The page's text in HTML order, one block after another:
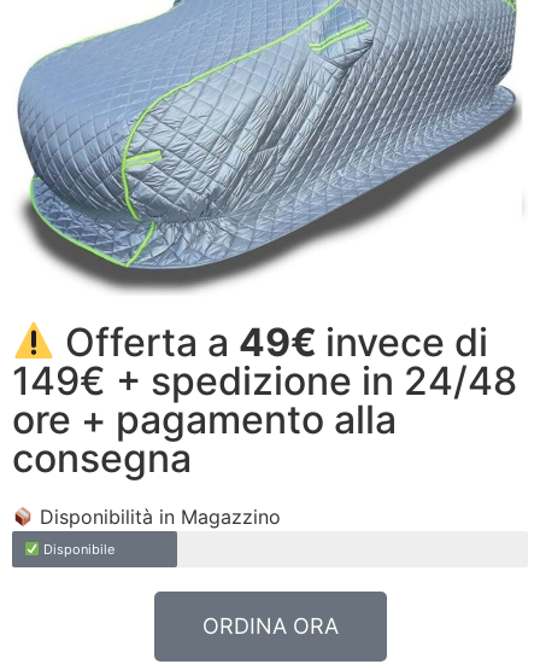
Offerta a 49€ invece di
149€ + spedizione in 24/48
ore + pagamento alla
consegna
Disponibilità in Magazzino
Disponibile
ORDINA ORA